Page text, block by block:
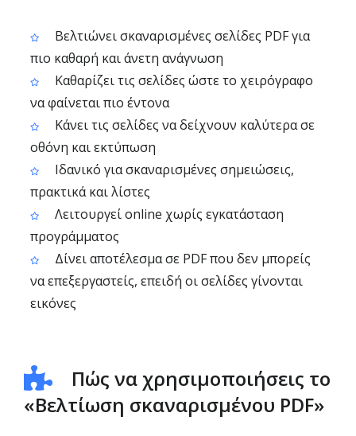
Βελτιώνει σκαναρισμένες σελίδες PDF για
πιο καθαρή και άνετη ανάγνωση
Καθαρίζει τις σελίδες ώστε το χειρόγραφο
να φαίνεται πιο έντονα
Κάνει τις σελίδες να δείχνουν καλύτερα σε
οθόνη και εκτύπωση
Ιδανικό για σκαναρισμένες σημειώσεις,
πρακτικά και λίστες
Λειτουργεί online χωρίς εγκατάσταση
προγράμματος
Δίνει αποτέλεσμα σε PDF που δεν μπορείς
να επεξεργαστείς, επειδή οι σελίδες γίνονται
εικόνες
Πώς να χρησιμοποιήσεις το
«Βελτίωση σκαναρισμένου PDF»